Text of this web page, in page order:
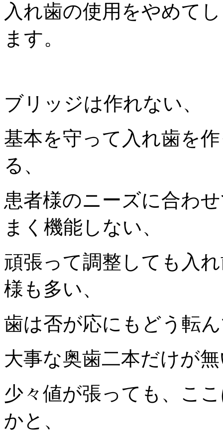
入れ歯の使用をやめて
ます。
ブリッジは作れない、
基本を守って入れ歯を
る、
患者様のニーズに合わ
まく機能しない、
頑張って調整しても入
様も多い、
歯は否が応にもどう転
大事な奥歯二本だけが
少々値が張っても、こ
かと、